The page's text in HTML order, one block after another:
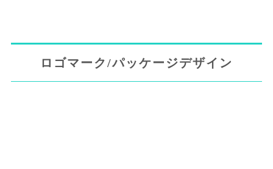
ロゴマーク/パッケージデザイン